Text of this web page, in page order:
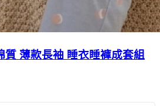
質 薄款長袖 睡衣睡褲成套組